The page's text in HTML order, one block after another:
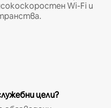
Wi-Fi и
цели?